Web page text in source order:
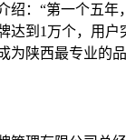
：“第一个五
到1万个，用
陕西最专业的